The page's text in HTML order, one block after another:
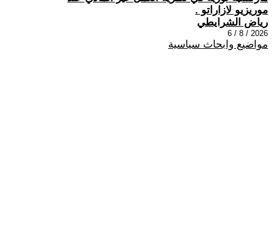
موريزيو لازاراتو .
رياض الشرايطي
2026 / 8 / 6
مواضيع وابحاث سياسية